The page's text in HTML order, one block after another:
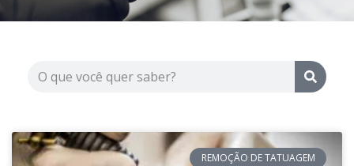
REMOÇÃO DE TATUAGEM